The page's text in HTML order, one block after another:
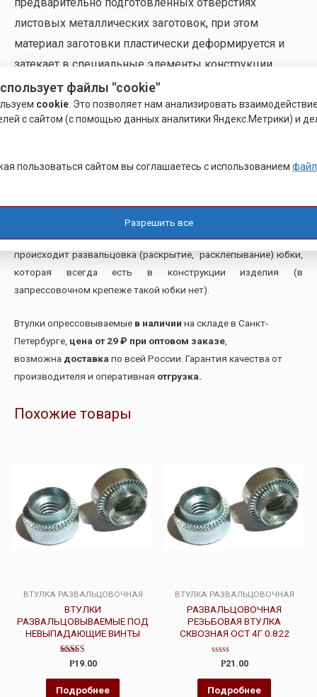
листовых металлических заготовок, при этом
материал заготовки пластически деформируется и
затекает в специальные элементы конструкции
деталей. Втулки БА используются для крепления
конструкций в листовом металле. Например, корпуса
любого оборудования, к которым надо изнутри или
платы и т.д.
том, что развальцовочный крепеж — процесс установки в
листовой металл — кроме запрессовки (сжимающей силы)
происходит развальцовка (раскрытие, расклепывание) юбки,
которая всегда есть в конструкции изделия (в
запрессовочном крепеже такой юбки нет).
Втулки опрессовываемые в наличии на складе в Санкт-
Петербурге, цена от 29 ₽ при оптовом заказе
возможна доставка по всей России. Гарантия качества от
производителя и оперативная отгрузка.
Похожие товары
ВТУЛКА РАЗВАЛЬЦОВОЧНАЯ
ВТУЛКИ
РАЗВАЛЬЦОВЫВАЕМЫЕ ПОД
НЕВЫПАДАЮЩИЕ ВИНТЫ
Оценка
3.00
из 5
Р19.00
Подробнее
ВТУЛКА РАЗВАЛЬЦОВОЧНАЯ
РАЗВАЛЬЦОВОЧНАЯ
РЕЗЬБОВАЯ ВТУЛКА
СКВОЗНАЯ ОСТ 4Г 0.822
Оценка
из
5
Р21.00
Подробнее
файлы "cookie"
cookie . Это позволяет нам анализировать
с сайтом (с помощью данных аналитики Яндекс.Метрики) и
пользоваться сайтом вы соглашаетесь с использованием
Разрешить все